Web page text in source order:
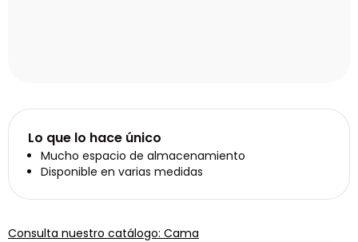
Lo que lo hace único
Mucho espacio de almacenamiento
Disponible en varias medidas
Consulta nuestro catálogo: Cama